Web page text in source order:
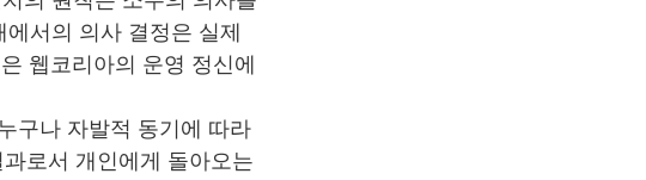
서의 의사 결정은 실제
웹코리아의 운영 정신에
구나 자발적 동기에 따라
로서 개인에게 돌아오는